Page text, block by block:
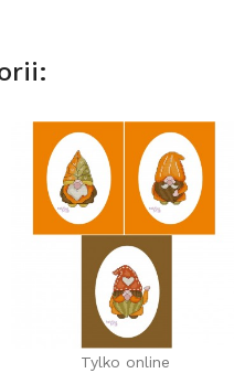
Tylko online